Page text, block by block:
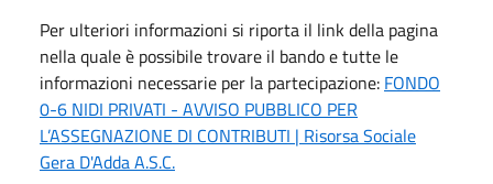
Per ulteriori informazioni si riporta il link della pagina
nella quale è possibile trovare il bando e tutte le
informazioni necessarie per la partecipazione: FONDO
0-6 NIDI PRIVATI - AVVISO PUBBLICO PER
L’ASSEGNAZIONE DI CONTRIBUTI | Risorsa Sociale
Gera D'Adda A.S.C.